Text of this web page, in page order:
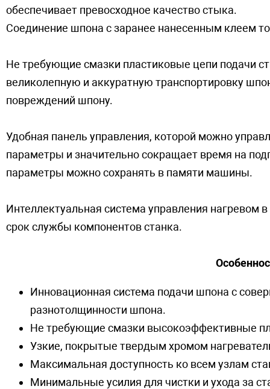
обеспечивает превосходное качество стыка.
Соединение шпона с заранее нанесенным клеем
Не требующие смазки пластиковые цепи подачи
великолепную и аккуратную транспортировку
повреждений шпону.
Удобная панель управления, которой можно
параметры и значительно сокращает время на
параметры можно сохранять в памяти машины.
Интеллектуальная система управления
срок службы компонентов станка.
Инновационная система подачи шпона с
разнотолщинности шпона.
Не требующие смазки высокоэффективные
Узкие, покрытые твердым хромом
Максимальная доступность ко всем узлам
Минимальные усилия для чистки и ухода за